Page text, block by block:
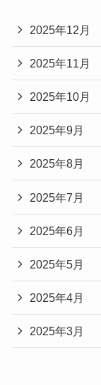
2025年12月
2025年11月
2025年10月
2025年9月
2025年8月
2025年7月
2025年6月
2025年5月
2025年4月
2025年3月